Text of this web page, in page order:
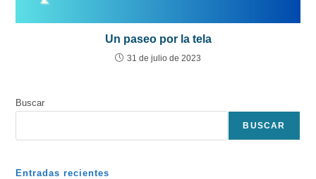
Un paseo por la tela
31 de julio de 2023
Buscar
BUSCAR
Entradas recientes